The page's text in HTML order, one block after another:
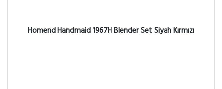
Homend Handmaid 1967H Blender Set Siyah Kırmızı